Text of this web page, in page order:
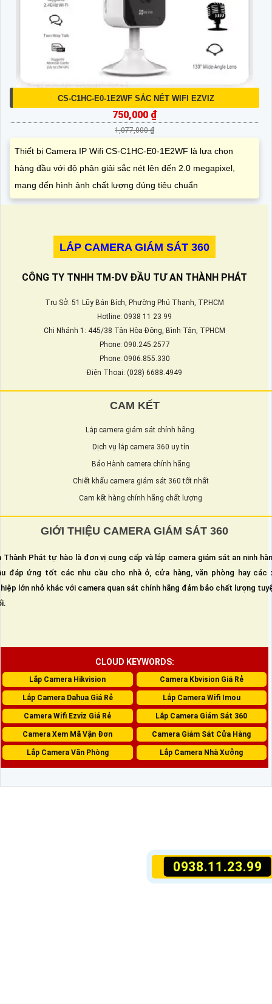
0938.11.23.99
CS-C1HC-E0-1E2WF SẮC NÉT WIFI EZVIZ
750,000 ₫
1,077,000 ₫
Thiết bị Camera IP Wifi CS-C1HC-E0-1E2WF là lựa chọn
hàng đầu với độ phân giải sắc nét lên đến 2.0 megapixel,
mang đến hình ảnh chất lượng đúng tiêu chuẩn
LẮP CAMERA GIÁM SÁT 360
CÔNG TY TNHH TM-DV ĐẦU TƯ AN THÀNH PHÁT
Trụ Sở: 51 Lũy Bán Bích, Phường Phú Thạnh, TP.HCM
Hotline: 0938 11 23 99
Chi Nhánh 1: 445/38 Tân Hòa Đông, Bình Tân, TPHCM
Phone: 090.245.2577
Phone: 0906.855.330
Điện Thoại: (028) 6688.4949
CAM KẾT
Lắp camera giám sát chính hãng.
Dịch vụ lắp camera 360 uy tín
Bảo Hành camera chính hãng
Chiết khấu camera giám sát 360 tốt nhất
Cam kết hàng chính hãng chất lượng
GIỚI THIỆU CAMERA GIÁM SÁT 360
Thành Phát tự hào là đơn vị cung cấp và lắp camera giám sát an ninh
đáp ứng tốt các nhu cầu cho nhà ở, cửa hàng, văn phòng hay các
lớn nhỏ khác với camera quan sát chính hãng đảm bảo chất lượng
CLOUD KEYWORDS:
Lắp Camera Hikvision Camera Kbvision Giá Rẻ
Lắp Camera Dahua Giá Rẻ Lắp Camera Wifi Imou
Camera Wifi Ezviz Giá Rẻ Lắp Camera Giám Sát 360
Camera Xem Mã Vận Đơn Camera Giám Sát Cửa Hàng
Lắp Camera Văn Phòng Lắp Camera Nhà Xưởng